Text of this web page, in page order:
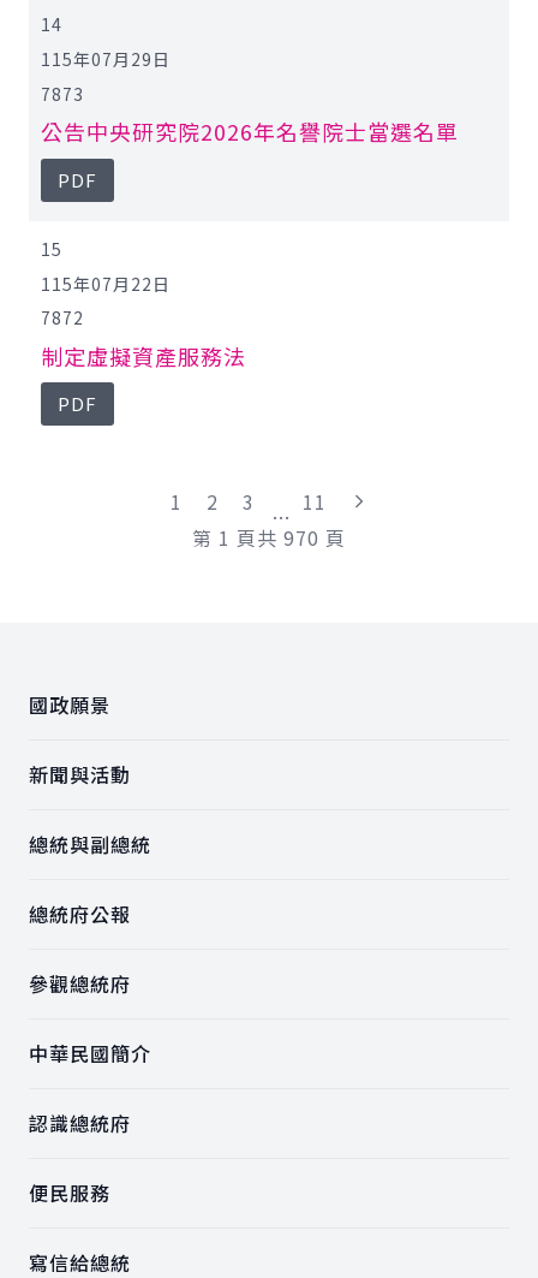
14
115年07月29日
7873
公告中央研究院2026年名譽院士當選名單
PDF
15
115年07月22日
7872
制定虛擬資產服務法
PDF
1 2 3 ... 11
"最末頁"
第 1 頁共 970 頁
國政願景
新聞與活動
總統與副總統
總統府公報
參觀總統府
中華民國簡介
認識總統府
便民服務
寫信給總統